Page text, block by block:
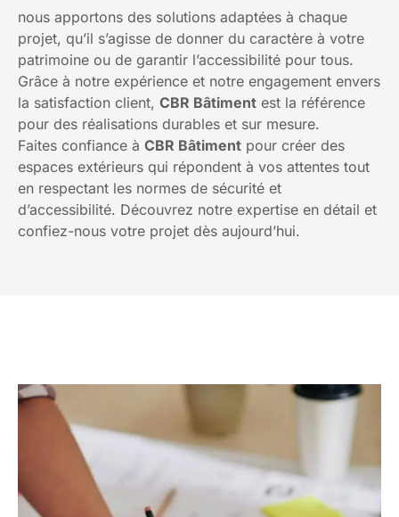
nous apportons des solutions adaptées à chaque
projet, qu’il s’agisse de donner du caractère à votre
patrimoine ou de garantir l’accessibilité pour tous.
Grâce à notre expérience et notre engagement envers
la satisfaction client, CBR Bâtiment est la référence
pour des réalisations durables et sur mesure.
Faites confiance à CBR Bâtiment pour créer des
espaces extérieurs qui répondent à vos attentes tout
en respectant les normes de sécurité et
d’accessibilité. Découvrez notre expertise en détail et
confiez-nous votre projet dès aujourd’hui.